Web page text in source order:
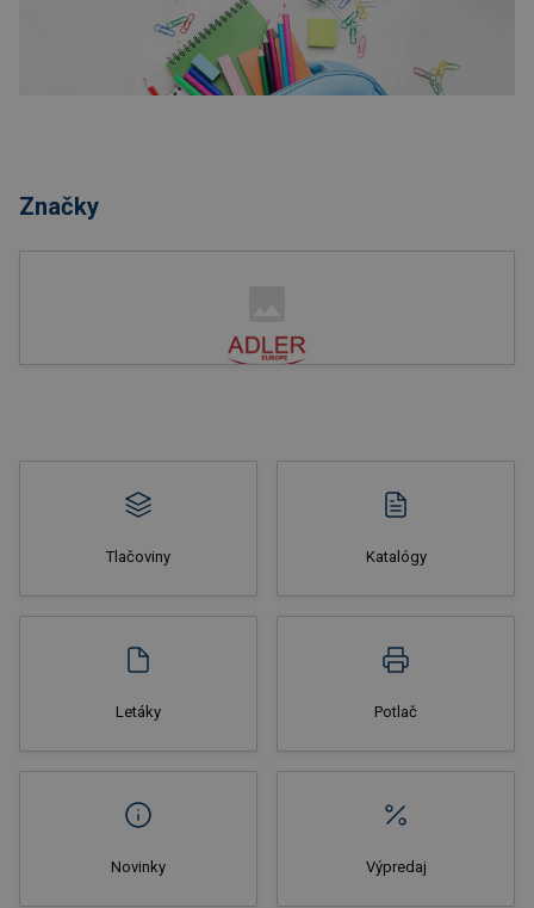
Značky
Tlačoviny Katalógy
Letáky Potlač
Novinky Výpredaj